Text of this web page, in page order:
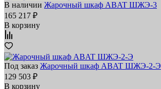
В наличии Жарочный шкаф ABAT ШЖЭ‑3
165 217 ₽
В корзину
Под заказ Жарочный шкаф ABAT ШЖЭ‑2‑Э
129 503 ₽
В корзину